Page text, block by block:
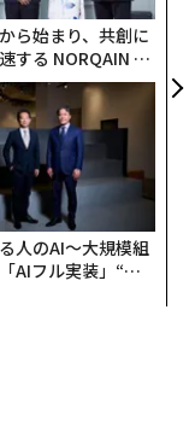
ら始まり、共創に
する NORQAIN JA
談会
人のAI〜大規模組
AIフル実装」“使